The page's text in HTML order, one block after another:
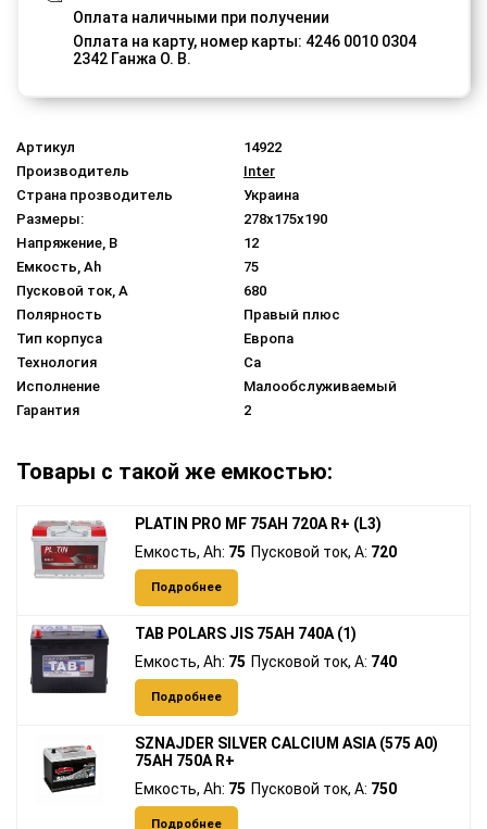
Оплата наличными при получении
Оплата на карту, номер карты: 4246 0010 0304
2342 Ганжа О. В.
Артикул
14922
Производитель
Inter
Страна прозводитель
Украина
Размеры:
278x175x190
Напряжение, В
12
Емкость, Ah
75
Пусковой ток, A
680
Полярность
Правый плюс
Тип корпуса
Европа
Технология
Ca
Исполнение
Малообслуживаемый
Гарантия
2
Товары с такой же емкостью:
PLATIN PRO MF 75AH 720A R+ (L3)
Емкость, Ah: 75 Пусковой ток, A: 720
Подробнее
TAB POLARS JIS 75AH 740A (1)
Емкость, Ah: 75 Пусковой ток, A: 740
Подробнее
SZNAJDER SILVER CALCIUM ASIA (575 A0)
75АH 750А R+
Емкость, Ah: 75 Пусковой ток, A: 750
Подробнее